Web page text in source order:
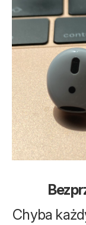
Chyba